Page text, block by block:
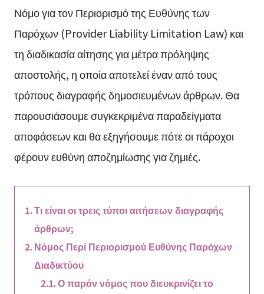
Νόμο για τον Περιορισμό της Ευθύνης των
Παρόχων (Provider Liability Limitation Law) και
τη διαδικασία αίτησης για μέτρα πρόληψης
αποστολής, η οποία αποτελεί έναν από τους
τρόπους διαγραφής δημοσιευμένων άρθρων. Θα
παρουσιάσουμε συγκεκριμένα παραδείγματα
αποφάσεων και θα εξηγήσουμε πότε οι πάροχοι
φέρουν ευθύνη αποζημίωσης για ζημιές.
Τι είναι οι τρεις τύποι αιτήσεων διαγραφής
άρθρων;
Νόμος Περί Περιορισμού Ευθύνης Παρόχων
Διαδικτύου
Ο παρόν νόμος που διευκρινίζει το